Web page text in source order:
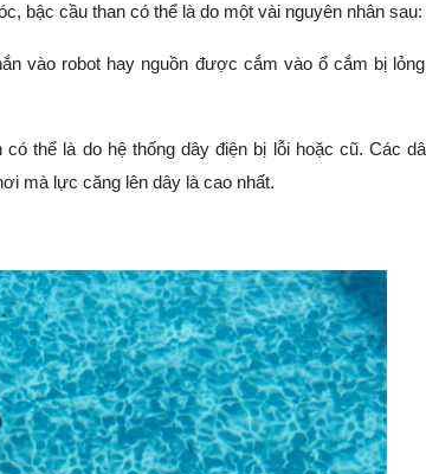
bậc cầu than có thể là do một vài nguyên nhân sau:
vào robot hay nguồn được cắm vào ổ cắm bị
thể là do hệ thống dây điện bị lỗi hoặc cũ. Các
mà lực căng lên dây là cao nhất.